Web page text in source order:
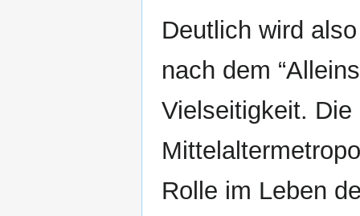
Deutlich wird
nach dem
Vielseitigkeit.
Rolle im Leben